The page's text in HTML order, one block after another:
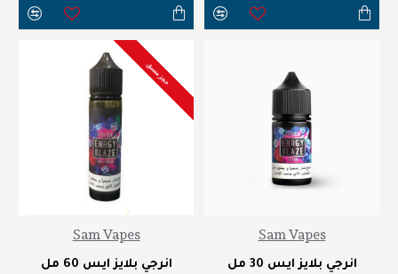
Sam Vapes
انرجي بلايز ايس 30 مل
حجز مسبق
Sam Vapes
انرجي بلايز ايس 60 مل